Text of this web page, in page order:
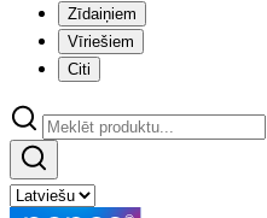
Zīdaiņiem
Vīriešiem
Citi